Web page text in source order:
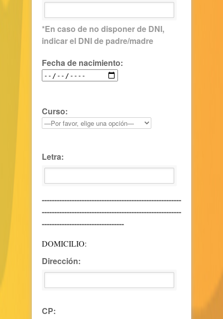
*En caso de no disponer de DNI,
indicar el DNI de padre/madre
Fecha de nacimiento:
Curso:
Letra:
--------------------------------------------------------
--------------------------------------------------------
---------------------------------
DOMICILIO:
Dirección:
CP: